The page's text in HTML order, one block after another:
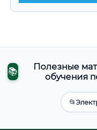
📚
Полезные
обучения
📂